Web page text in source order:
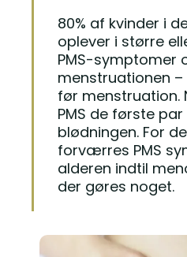
80% af kvinder i
oplever i større
PMS-symptomer
menstruationen –
før menstruation.
PMS de første
blødningen. For
forværres PMS
alderen indtil
der gøres noget.